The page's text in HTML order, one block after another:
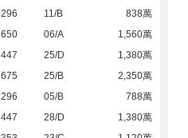
296 11/B
838萬
650 06/A
1,560萬
447 25/D
1,380萬
675 25/B
2,350萬
296 05/B
788萬
447 28/D
1,380萬